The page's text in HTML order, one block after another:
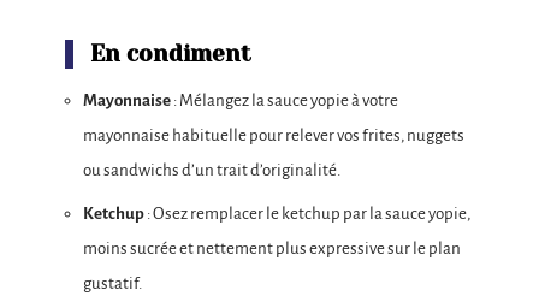
En condiment
Mayonnaise : Mélangez la sauce yopie à votre
mayonnaise habituelle pour relever vos frites, nuggets
ou sandwichs d’un trait d’originalité.
Ketchup : Osez remplacer le ketchup par la sauce yopie,
moins sucrée et nettement plus expressive sur le plan
gustatif.